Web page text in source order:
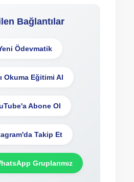
Bağlantılar
Ödevmatik
Okuma Eğitimi Al
Abone Ol
Takip Et
Gruplarımız